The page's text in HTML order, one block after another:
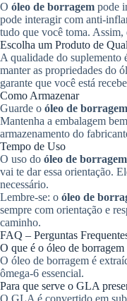
O óleo de borragem pode
pode interagir com anti-
tudo que você toma.
Escolha um Produto de
A qualidade do suplemento
manter as propriedades do
garante que você está
Como Armazenar
Guarde o óleo de borragem
Mantenha a embalagem
armazenamento do
Tempo de Uso
O uso do óleo de borragem
vai te dar essa orientação.
necessário.
Lembre-se: o óleo de
sempre com orientação e
caminho.
FAQ – Perguntas
O que é o óleo de
O óleo de borragem é
ômega-6 essencial.
Para que serve o GLA